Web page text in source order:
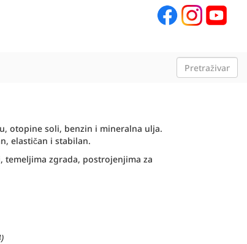
otopine soli, benzin i mineralna ulja.
elastičan i stabilan.
zgrada, postrojenjima za